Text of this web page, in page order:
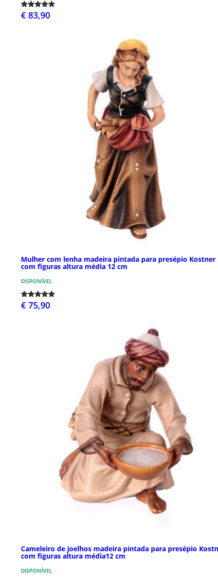
€ 83,90
Mulher com lenha madeira pintada para presépio Kostner
com figuras altura média 12 cm
DISPONÍVEL
€ 75,90
Cameleiro de joelhos madeira pintada para presépio
com figuras altura média12 cm
DISPONÍVEL